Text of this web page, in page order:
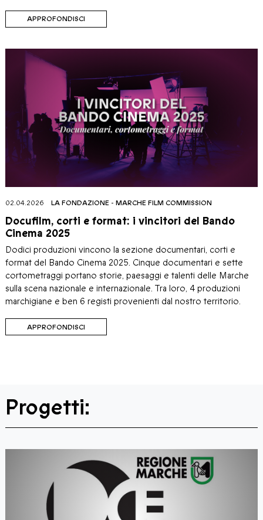
APPROFONDISCI
02.04.2026 LA FONDAZIONE - MARCHE FILM COMMISSION
Docufilm, corti e format: i vincitori del Bando
Cinema 2025
Dodici produzioni vincono la sezione documentari, corti e
format del Bando Cinema 2025. Cinque documentari e sette
cortometraggi portano storie, paesaggi e talenti delle Marche
sulla scena nazionale e internazionale. Tra loro, 4 produzioni
marchigiane e ben 6 registi provenienti dal nostro territorio.
APPROFONDISCI
Progetti: